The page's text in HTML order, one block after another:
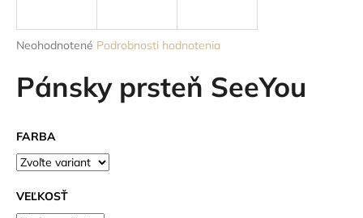
Priemerné
produktu
je
5
hviezdičiek.
Neohodnotené Podrobnosti hodnotenia
Pánsky prsteň SeeYou
FARBA
VEĽKOSŤ
j
ť
?